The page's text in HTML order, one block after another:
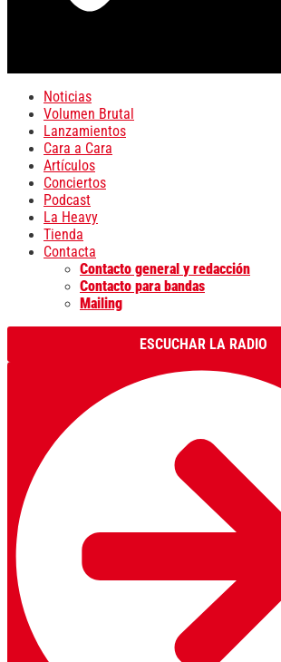
Noticias
Volumen Brutal
Lanzamientos
Cara a Cara
Artículos
Conciertos
Podcast
La Heavy
Tienda
Contacta
Contacto general y redacción
Contacto para bandas
Mailing
ESCUCHAR LA RADIO